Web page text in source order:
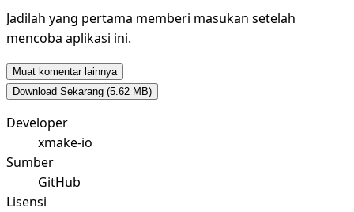
Jadilah yang pertama memberi masukan setelah
mencoba aplikasi ini.
Muat komentar lainnya
Download Sekarang (5.62 MB)
Developer
xmake-io
Sumber
GitHub
Lisensi